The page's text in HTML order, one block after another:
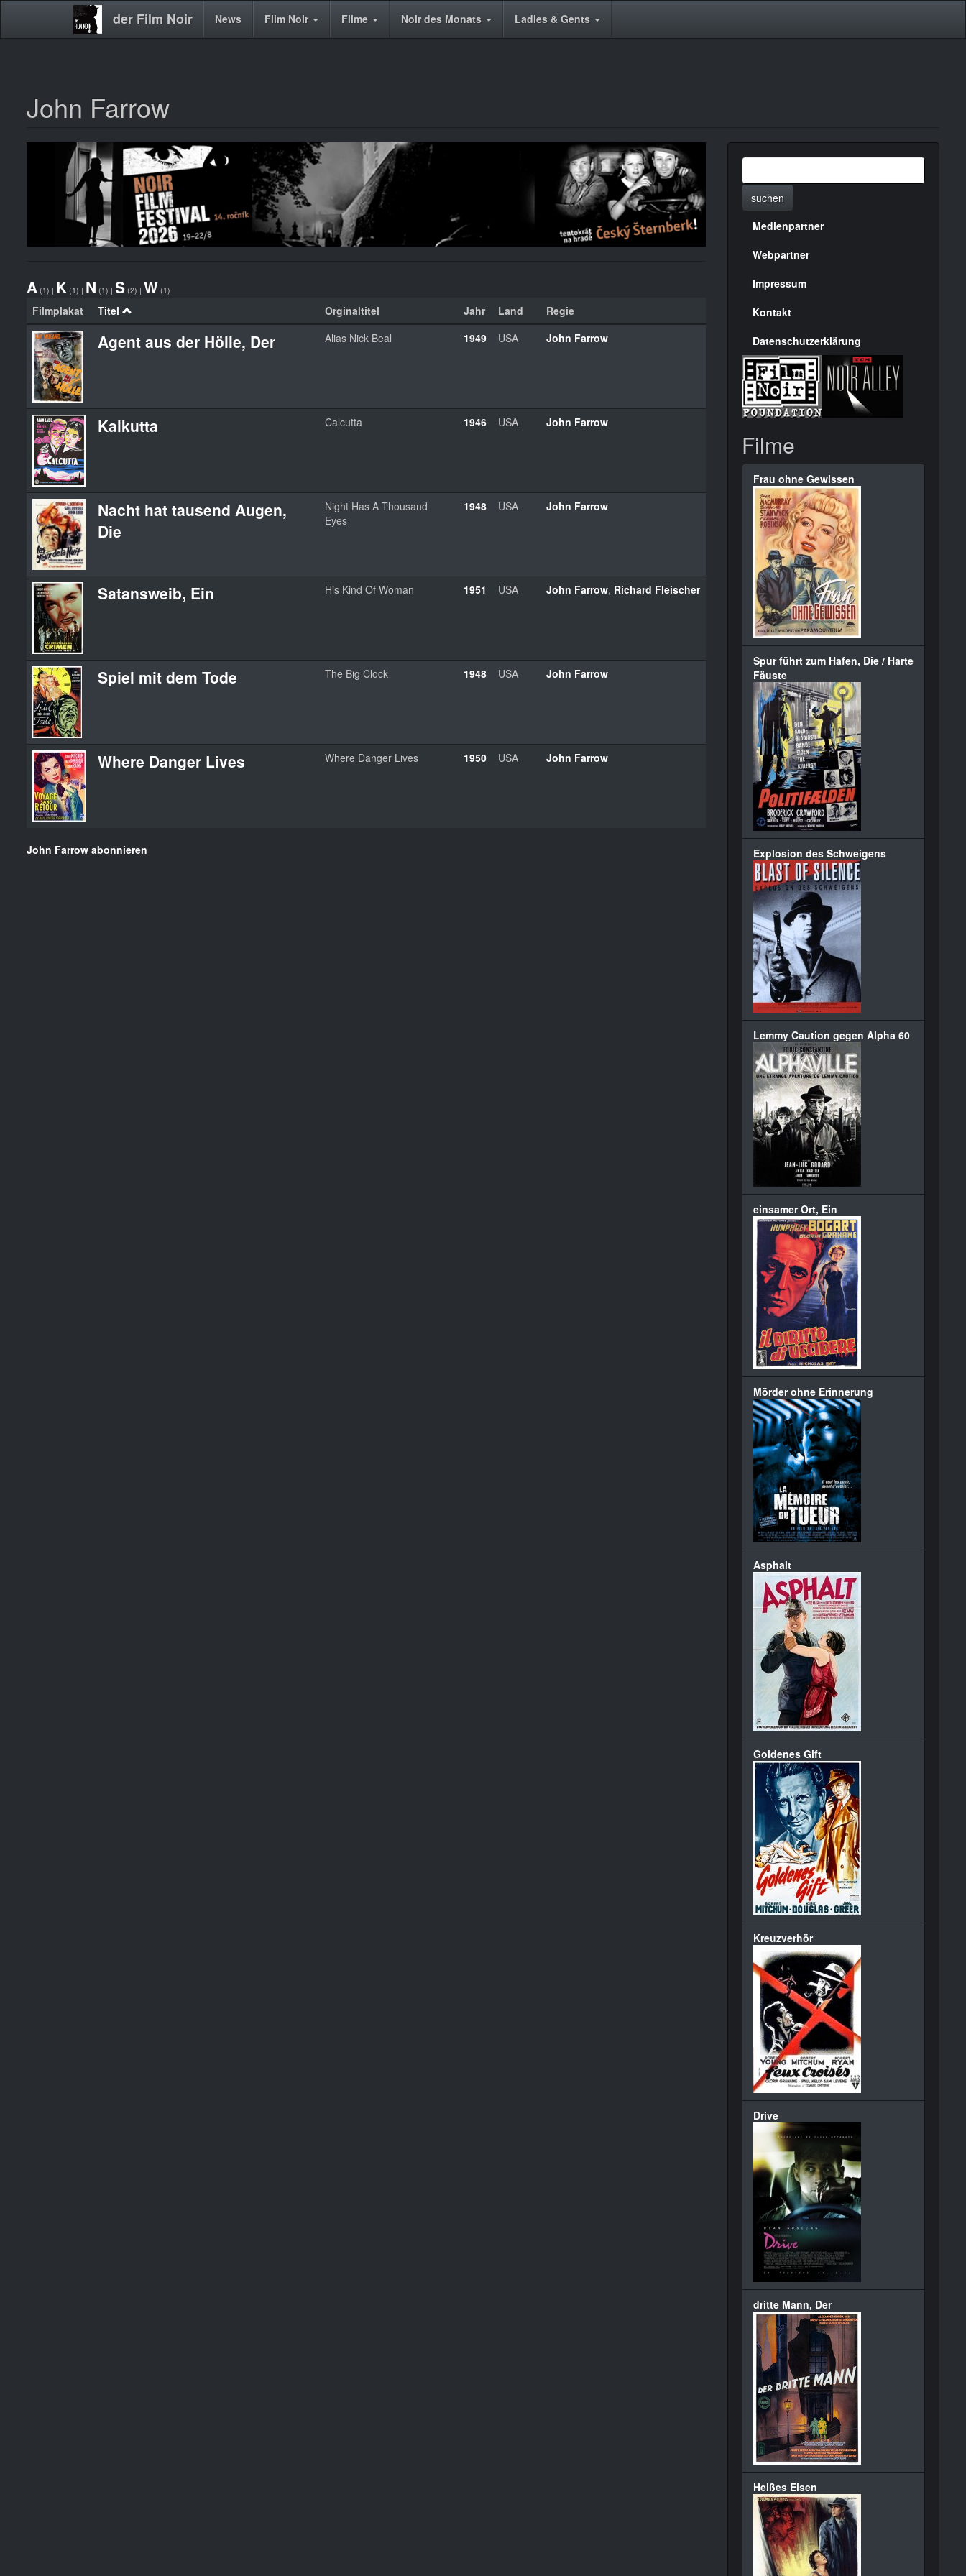
der Film Noir
Main News Film Noir Filme Noir des Monats Ladies & Gents
John Farrow
A (1) | K (1) | N (1) | S (2) | W (1)
Filmplakat Titel Orginaltitel Jahr Land Regie
Agent aus der Hölle, Der Alias Nick Beal 1949 USA John Farrow
Kalkutta Calcutta 1946 USA John Farrow
Nacht hat tausend Augen,
Die
Night Has A Thousand
Eyes
1948 USA John Farrow
Satansweib, Ein His Kind Of Woman 1951 USA John Farrow, Richard Fleischer
Spiel mit dem Tode The Big Clock 1948 USA John Farrow
Where Danger Lives Where Danger Lives 1950 USA John Farrow
John Farrow abonnieren
suchen
Menülinks
rechte
Seite
Medienpartner
Webpartner
Impressum
Kontakt
Datenschutzerklärung
Filme
Frau ohne Gewissen
Spur führt zum Hafen, Die / Harte
Fäuste
Explosion des Schweigens
Lemmy Caution gegen Alpha 60
einsamer Ort, Ein
Mörder ohne Erinnerung
Asphalt
Goldenes Gift
Kreuzverhör
Drive
dritte Mann, Der
Heißes Eisen